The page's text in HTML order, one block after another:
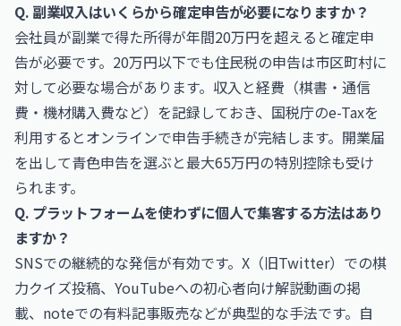
Q. 副業収入はいくらから確定申告が必要になりますか？
会社員が副業で得た所得が年間20万円を超えると確定申
告が必要です。20万円以下でも住民税の申告は市区町村に
対して必要な場合があります。収入と経費（棋書・通信
費・機材購入費など）を記録しておき、国税庁のe-Taxを
利用するとオンラインで申告手続きが完結します。開業届
を出して青色申告を選ぶと最大65万円の特別控除も受け
られます。
Q. プラットフォームを使わずに個人で集客する方法はあり
ますか？
SNSでの継続的な発信が有効です。X（旧Twitter）での棋
力クイズ投稿、YouTubeへの初心者向け解説動画の掲
載、noteでの有料記事販売などが典型的な手法です。自